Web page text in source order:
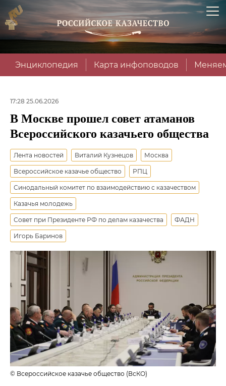
Энциклопедия Карта инфоповодов
17:28 25.06.2026
В Москве прошел совет атаманов
Всероссийского казачьего общества
Лента новостей Виталий Кузнецов Москва
Всероссийское казачье общество РПЦ
Синодальный комитет по взаимодействию с казачеством
Казачья молодежь
Совет при Президенте РФ по делам казачества ФАДН
Игорь Баринов
© Всероссийское казачье общество (ВсКО)